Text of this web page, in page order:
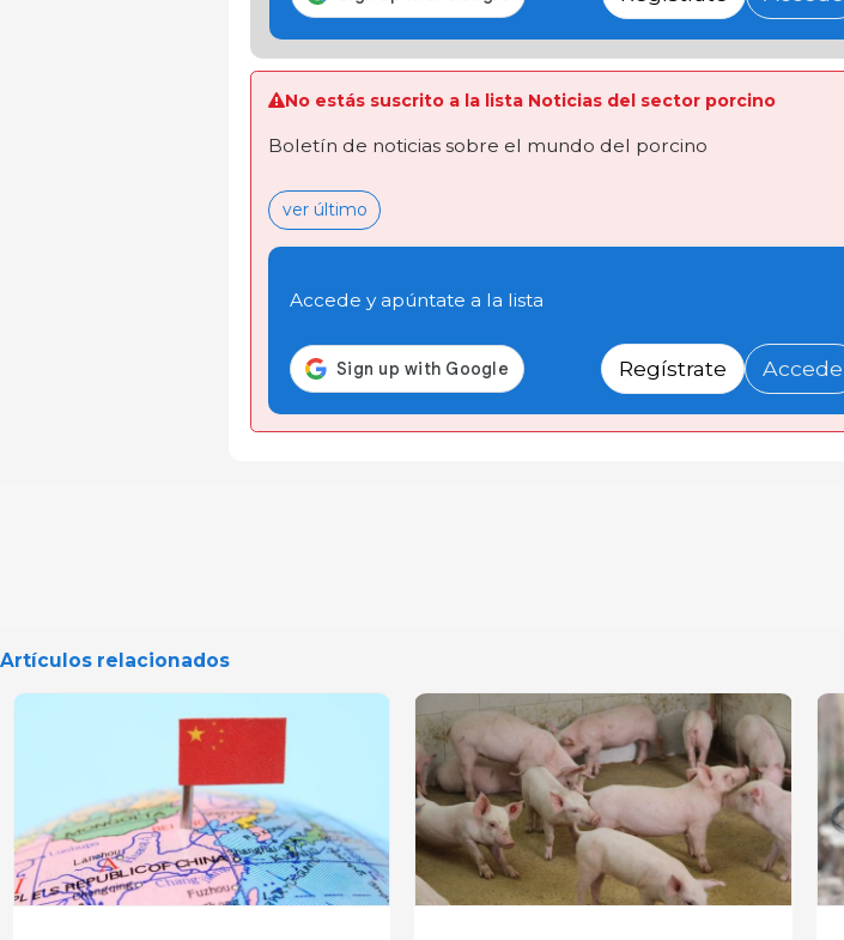
No estás suscrito a la lista Noticias del sector porcino
Boletín de noticias sobre el mundo del porcino
ver último
Accede y apúntate a la lista
Regístrate Accede
Artículos relacionados